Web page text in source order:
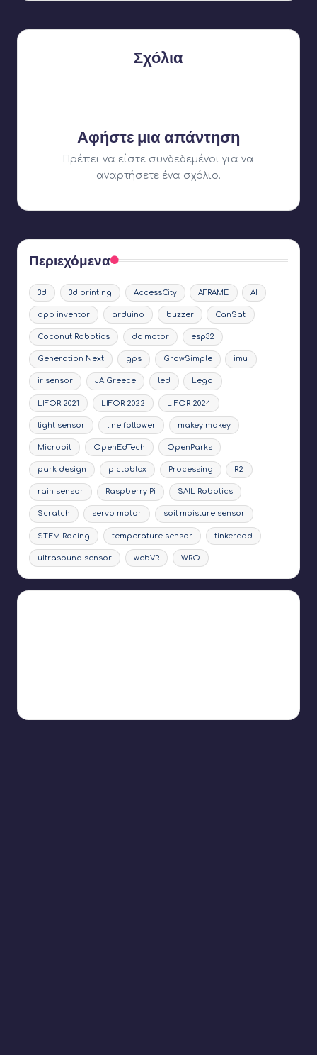
Σχόλια
Αφήστε μια απάντηση
Πρέπει να είστε συνδεδεμένοι για να
αναρτήσετε ένα σχόλιο.
Περιεχόμενα
3d 3d printing AccessCity AFRAME AI
app inventor arduino buzzer CanSat
Coconut Robotics dc motor esp32
Generation Next gps GrowSimple imu
ir sensor JA Greece led Lego
LIFOR 2021 LIFOR 2022 LIFOR 2024
light sensor line follower makey makey
Microbit OpenEdTech OpenParks
park design pictoblox Processing R2
rain sensor Raspberry Pi SAIL Robotics
Scratch servo motor soil moisture sensor
STEM Racing temperature sensor tinkercad
ultrasound sensor webVR WRO